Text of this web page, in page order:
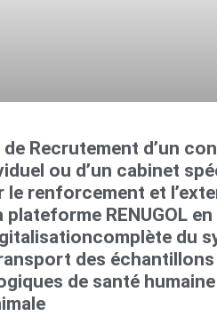
de Recrutement d’un
ou d’un cabinet
le renforcement et
plateforme RENUGOL
du
des échantillons
de santé humaine